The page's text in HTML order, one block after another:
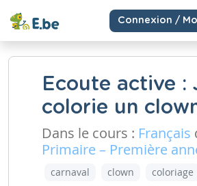
Connexion /
Ecoute active :
colorie un
Dans le cours : Français
Primaire – Première
carnaval clown
coloriage